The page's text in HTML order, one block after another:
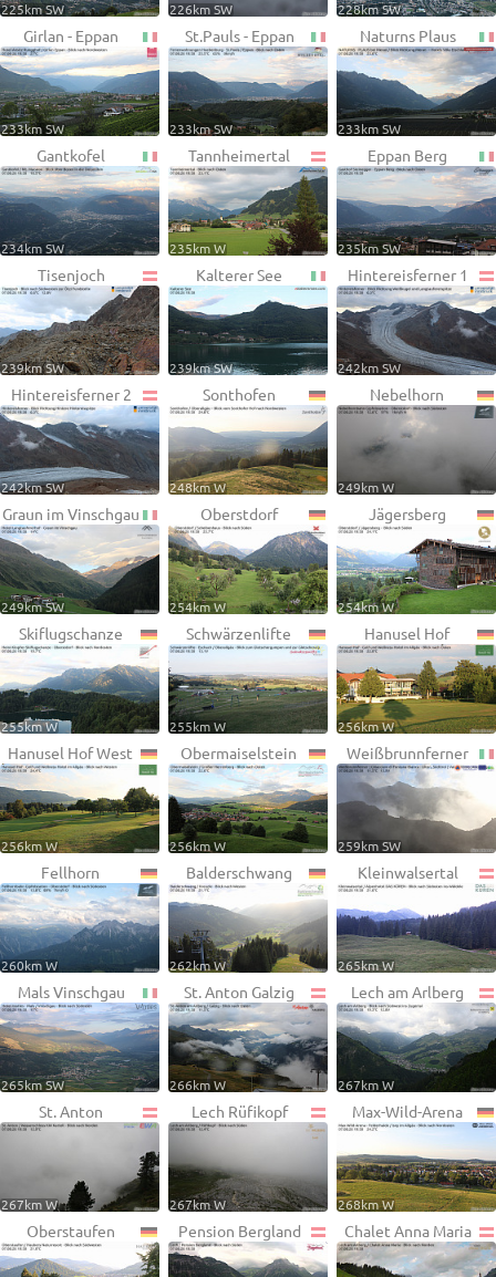
225km SW 226km SW 228km SW
Girlan - Eppan
233km SW
St.Pauls - Eppan
233km SW
Naturns Plaus
233km SW
Gantkofel
234km SW
Tannheimertal
235km W
Eppan Berg
235km SW
Tisenjoch
239km SW
Kalterer See
239km SW
Hintereisferner 1
242km SW
Hintereisferner 2
242km SW
Sonthofen
248km W
Nebelhorn
249km W
Graun im Vinschgau
249km SW
Oberstdorf
254km W
Jägersberg
254km W
Skiflugschanze
255km W
Schwärzenlifte
255km W
Hanusel Hof
256km W
Hanusel Hof West
256km W
Obermaiselstein
256km W
Weißbrunnferner
259km SW
Fellhorn
260km W
Balderschwang
262km W
Kleinwalsertal
265km W
Mals Vinschgau
265km SW
St. Anton Galzig
266km W
Lech am Arlberg
267km W
St. Anton
267km W
Lech Rüfikopf
267km W
Max-Wild-Arena
268km W
Oberstaufen Pension Bergland Chalet Anna Maria